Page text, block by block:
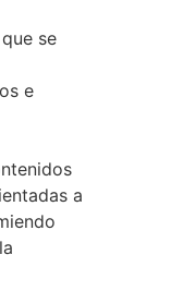
se
e
a